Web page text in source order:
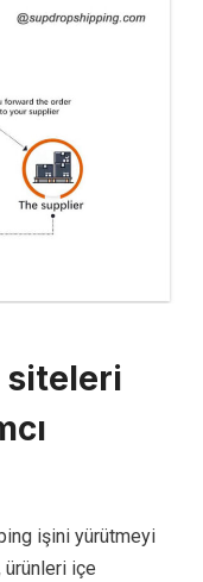
siteleri
işini yürütmeyi
ürünleri içe